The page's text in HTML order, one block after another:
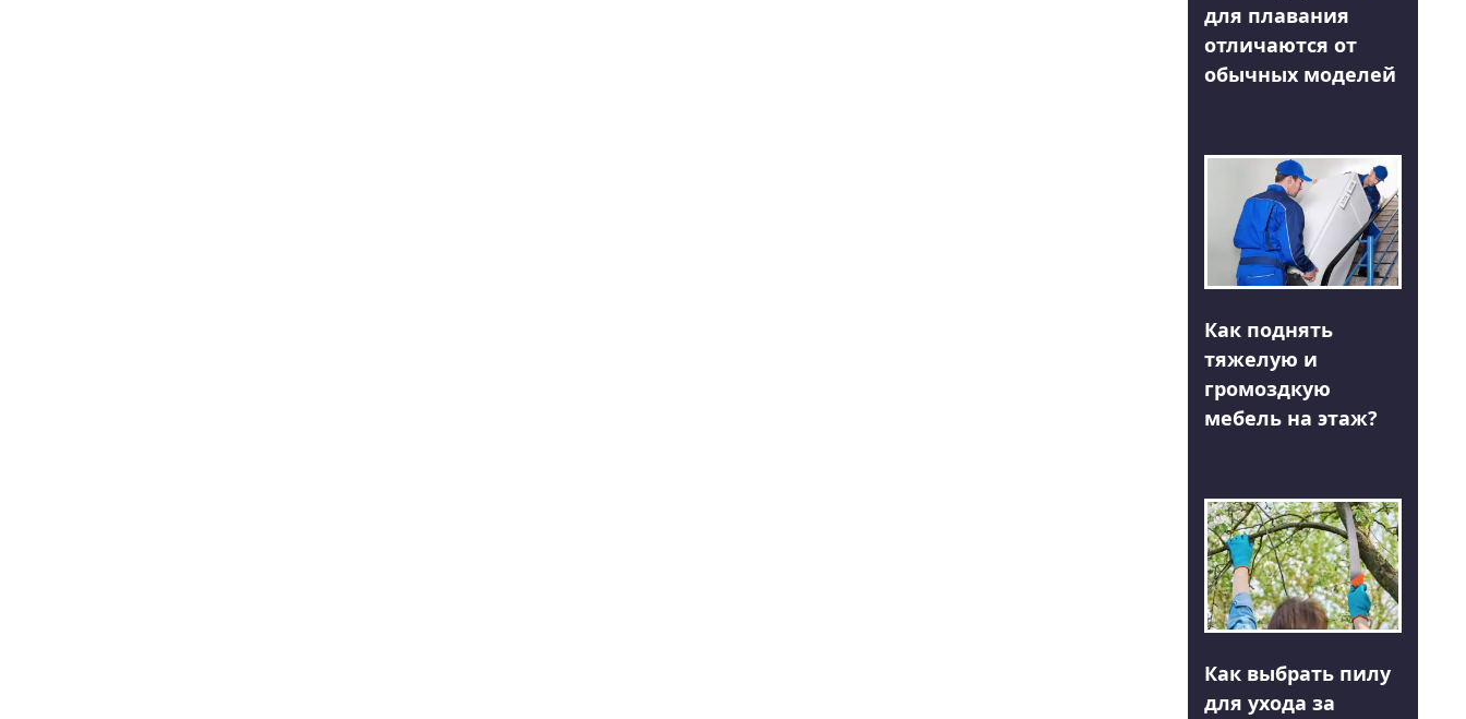
для плавания
отличаются от
обычных моделей
Как поднять
тяжелую и
громоздкую
мебель на этаж?
Как выбрать пилу
для ухода за